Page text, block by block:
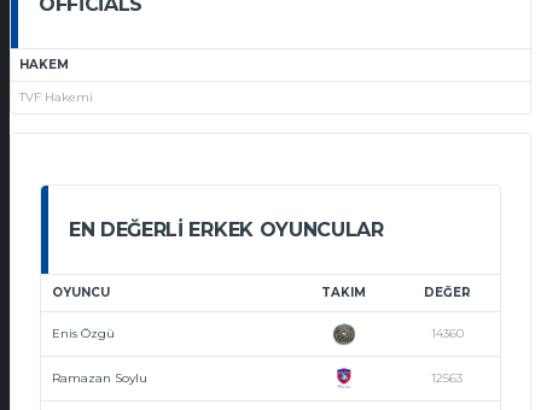
HAKEM
TVF Hakemi
EN DEĞERLI ERKEK OYUNCULAR
OYUNCU TAKIM DEĞER
Enis Özgü 14360
Ramazan Soylu 12563